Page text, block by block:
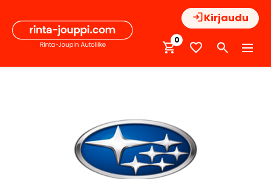
sisältöön
Kirjaudu
0